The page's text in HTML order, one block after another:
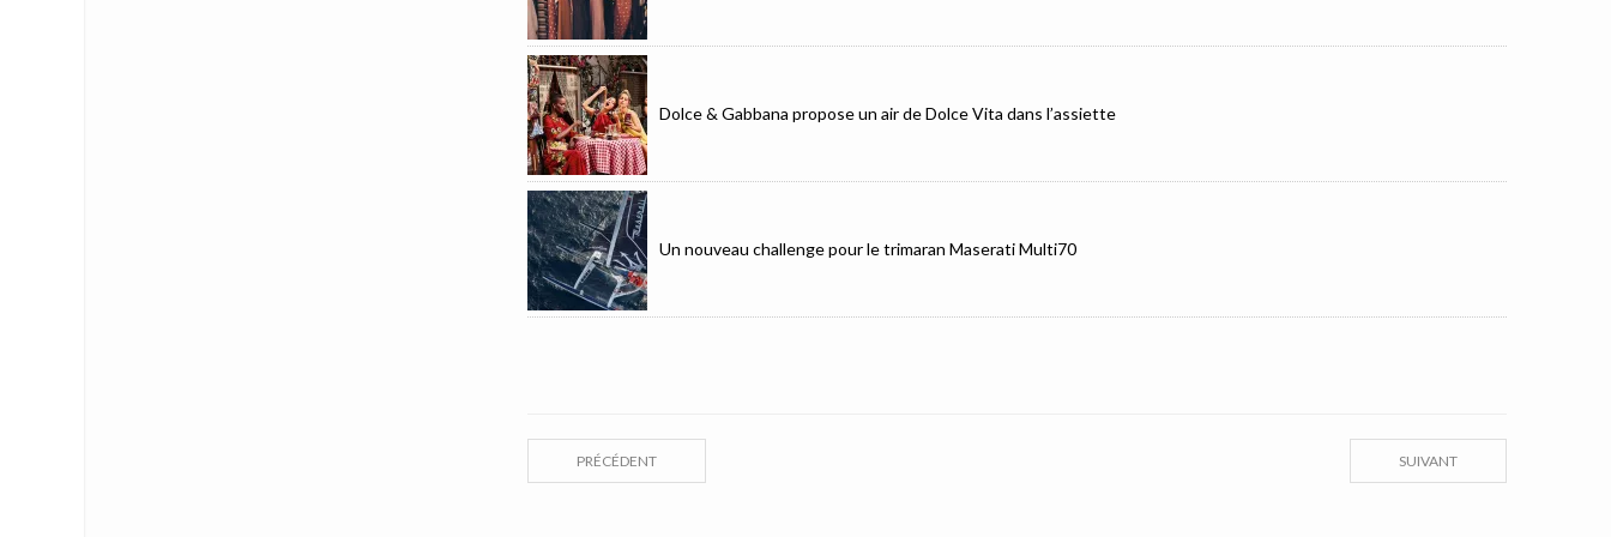
Dolce & Gabbana propose un air de Dolce Vita dans l’assiette
Un nouveau challenge pour le trimaran Maserati Multi70
SUIVANT
PRÉCÉDENT